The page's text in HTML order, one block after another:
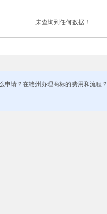
未查询到任何数据！
请？在赣州办理商标的费用和流程？